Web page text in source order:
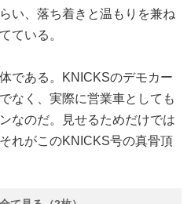
い、落ち着きと温もりを兼ね
ている。
である。KNICKSのデモカー
なく、実際に営業車としても
なのだ。見せるためだけでは
れがこのKNICKS号の真骨頂